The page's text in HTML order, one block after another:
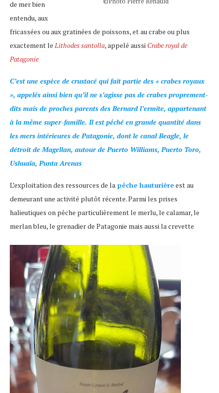
de mer bien
entendu, aux
fricassées ou aux gratinées de poissons, et au crabe ou plus
exactement le Lithodes santolla, appelé aussi Crabe royal de
Patagonie
C’est une espèce de crustacé qui fait partie des « crabes royaux
», appelés ainsi bien qu’il ne s’agisse pas de crabes proprement-
dits mais de proches parents des Bernard l’ermite, appartenant
à la même super-famille. Il est pêché en grande quantité dans
les mers intérieures de Patagonie, dont le canal Beagle, le
détroit de Magellan, autour de Puerto Williams, Puerto Toro,
Ushuaïa, Punta Arenas
L’exploitation des ressources de la pêche hauturièreest au
demeurant une activité plutôt récente. Parmi les prises
halieutiques on pêche particulièrement le merlu, le calamar, le
merlan bleu, le grenadier de Patagonie mais aussi la crevette